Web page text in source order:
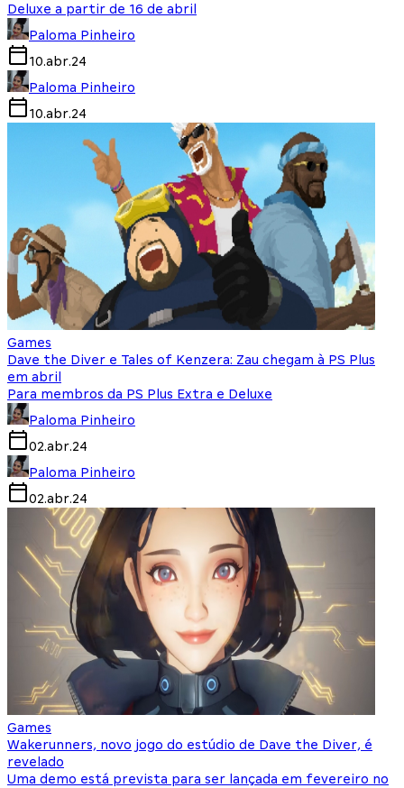
Deluxe a partir de 16 de abril
Paloma Pinheiro
10.abr.24
Paloma Pinheiro
10.abr.24
Games
Dave the Diver e Tales of Kenzera: Zau chegam à PS Plus
em abril
Para membros da PS Plus Extra e Deluxe
Paloma Pinheiro
02.abr.24
Paloma Pinheiro
02.abr.24
Games
Wakerunners, novo jogo do estúdio de Dave the Diver, é
revelado
Uma demo está prevista para ser lançada em fevereiro no